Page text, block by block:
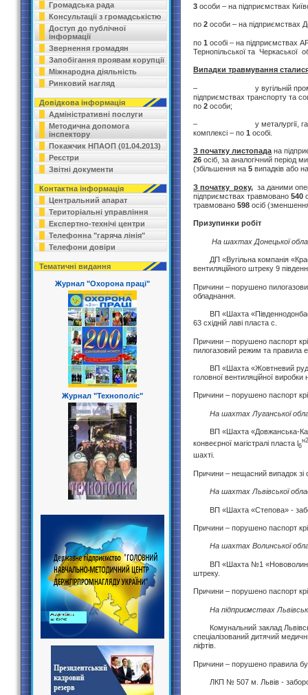
Громадська рада
Консультації з громадськістю
Доступ до публічної
інформації
Звернення громадян
Запобігання проявам корупції
Міжнародна діяльність
Ринковий нагляд
Довідкова інформація
Адміністративні послуги
Методична допомога
інспектору
Покажчик НПАОП (01.04.2013)
Реєстри
Звітні документи
Контактна інформація
Центральний апарат
Територіальні управління
Експертно-технічі центри
Телефонна "гаряча лінія"
Телефони довіри
Тематичні видання
Журнал "Охорона праці"
Журнал "Технополіс"
3 особи – на підприємствах
по 2 особи – на підприємствах
по 1 особі – на підприємствах
Тернопільської та Черкаської
Випадки травмування
– у вугільній
підприємствах транспорту та
по 2 особи;
– у металургії, газовій
комплексі – по 1 особі.
З початку листопадана
26 осіб, за аналогічний період
(збільшення на 5 випадків або
З початку року, за даними
підприємствах травмовано 540
травмовано 598 осіб
Призупинки робіт
На шахтах Донецької
ДП «Вугільна компанія
вентиляційного штреку 9
Причини – порушено
обладнання.
ВП «Шахта
63 східній лаві пласта c.
Причини – порушено паспорт
пилогазовий режим та правила
ВП «Шахта «Жовтневий
головної вентиляційної виробки
Причини – порушено паспорт
На шахтах Луганської
ВП «Шахта «Довжанська-
конвеєрної магістралі пласта l6
н2
шахті.
Причини – нещасний випадок зі
На шахтах Львівської
ВП «Шахта «Степова» -
Причини – порушено паспорт
На шахтах Волинської
ВП «Шахта №1
штреку.
Причини – порушено паспорт
На підприємствах
Комунальний заклад
спеціалізований дитячий
ліфтів.
Причини – порушено правила
ЛКП № 507 м. Львів -